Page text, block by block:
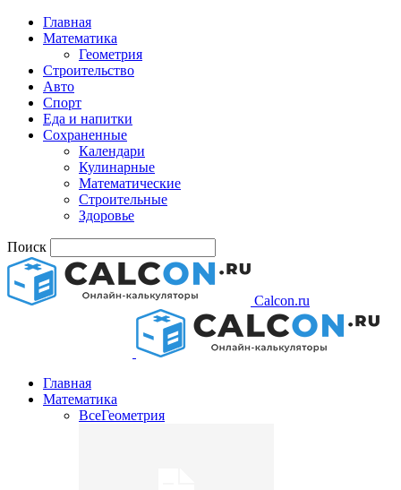
Главная
Математика
Геометрия
Строительство
Авто
Спорт
Еда и напитки
Сохраненные
Календари
Кулинарные
Математические
Строительные
Здоровье
Поиск
Calcon.ru
Главная
Математика
ВсеГеометрия